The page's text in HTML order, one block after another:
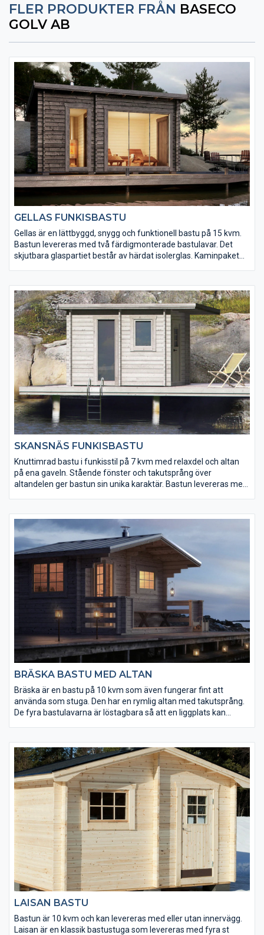
FLER PRODUKTER FRÅN BASECO
GOLV AB
GELLAS FUNKISBASTU
Gellas är en lättbyggd, snygg och funktionell bastu på 15 kvm.
Bastun levereras med två färdigmonterade bastulavar. Det
skjutbara glaspartiet består av härdat isolerglas. Kaminpaket
SKANSNÄS FUNKISBASTU
Knuttimrad bastu i funkisstil på 7 kvm med relaxdel och altan
på ena gaveln. Stående fönster och takutsprång över
altandelen ger bastun sin unika karaktär. Bastun levereras med
BRÄSKA BASTU MED ALTAN
Bräska är en bastu på 10 kvm som även fungerar fint att
använda som stuga. Den har en rymlig altan med takutsprång.
De fyra bastulavarna är löstagbara så att en liggplats kan
LAISAN BASTU
Bastun är 10 kvm och kan levereras med eller utan innervägg.
Laisan är en klassik bastustuga som levereras med fyra st